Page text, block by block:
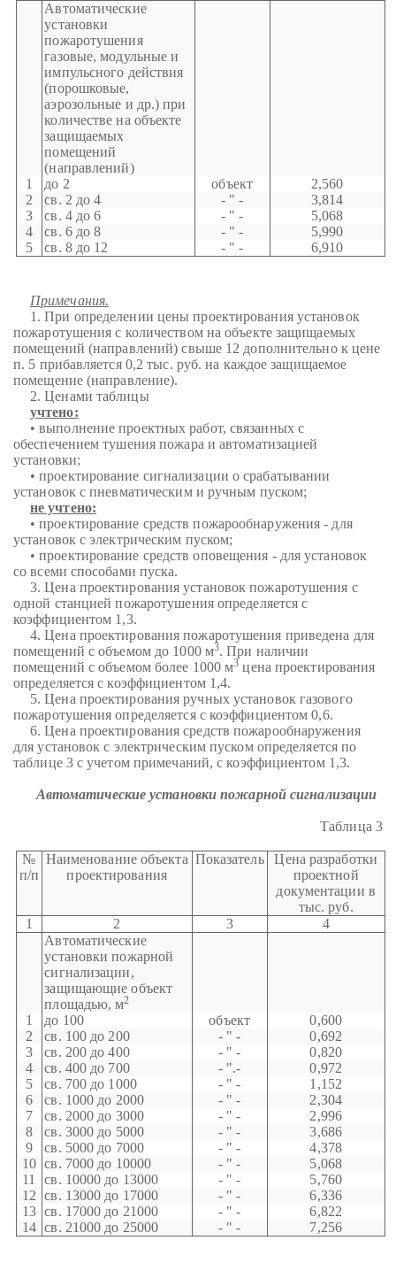
Автоматические
установки
пожаротушения
газовые, модульные и
импульсного действия
(порошковые,
аэрозольные и др.) при
количестве на объекте
защищаемых
помещений
(направлений)
1
до 2 объект
2,560
2
св. 2 до 4 - " -
3,814
3
св. 4 до 6 - " -
5,068
4
св. 6 до 8 - " -
5,990
5
св. 8 до 12 - " - 6,910
Примечания.
1. При определении цены проектирования установок
пожаротушения с количеством на объекте защищаемых
помещений (направлений) свыше 12 дополнительно к цене
п. 5 прибавляется 0,2 тыс. руб. на каждое защищаемое
помещение (направление).
2. Ценами таблицы
учтено:
• выполнение проектных работ, связанных с
обеспечением тушения пожара и автоматизацией
установки;
• проектирование сигнализации о срабатывании
установок с пневматическим и ручным пуском;
не учтено:
• проектирование средств пожарообнаружения - для
установок с электрическим пуском;
• проектирование средств оповещения - для установок
со всеми способами пуска.
3. Цена проектирования установок пожаротушения с
одной станцией пожаротушения определяется с
коэффициентом 1,3.
4. Цена проектирования пожаротушения приведена для
помещений с объемом до 1000 м3. При наличии
помещений с объемом более 1000 м3 цена проектирования
определяется с коэффициентом 1,4.
5. Цена проектирования ручных установок газового
пожаротушения определяется с коэффициентом 0,6.
6. Цена проектирования средств пожарообнаружения
для установок с электрическим пуском определяется по
таблице 3 с учетом примечаний, с коэффициентом 1,3.
Автоматические установки пожарной сигнализации
Таблица 3
№
п/п
Наименование объекта
проектирования
Показатель
Цена разработки
проектной
документации в
тыс. руб.
1
2 3
4
Автоматические
установки пожарной
сигнализации,
защищающие объект
площадью, м2
1 до 100 объект
0,600
2
св. 100 до 200 - " -
0,692
3
св. 200 до 400 - " -
0,820
4
св. 400 до 700 - ".-
0,972
5
св. 700 до 1000 - " -
1,152
6
св. 1000 до 2000 - " -
2,304
7
св. 2000 до 3000 - " -
2,996
8
св. 3000 до 5000 - " -
3,686
9
св. 5000 до 7000 - " -
4,378
10 св. 7000 до 10000 - " -
5,068
11
св. 10000 до 13000 - " -
5,760
12
св. 13000 до 17000 - " -
6,336
13 св. 17000 до 21000 - " -
6,822
14 св. 21000 до 25000 - " - 7,256